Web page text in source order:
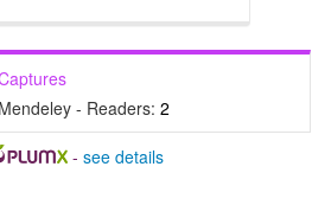
Mendeley - Readers:2
-see details